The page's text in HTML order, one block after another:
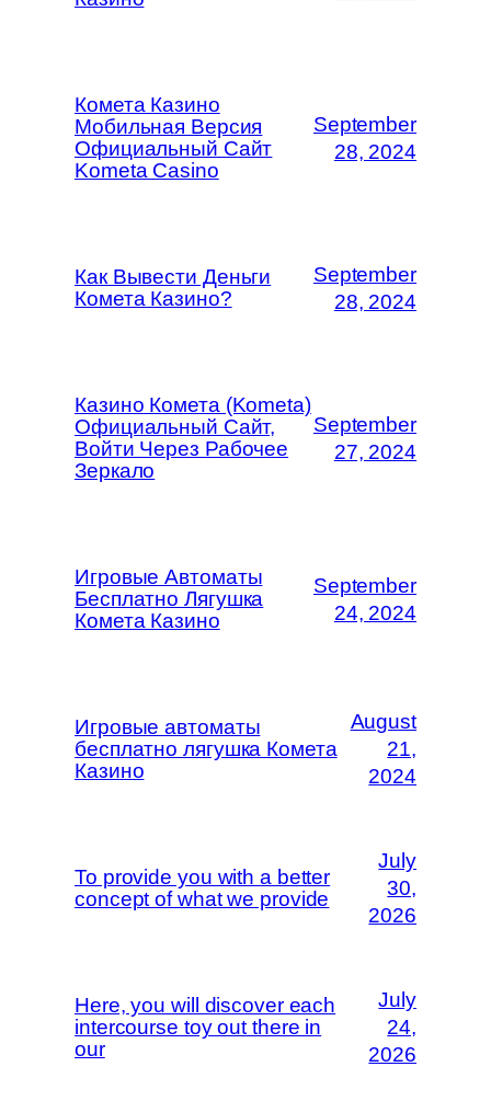
Комета Казино
Мобильная Версия
Официальный Сайт
Kometa Casino
September
28, 2024
Как Вывести Деньги
Комета Казино?
September
28, 2024
Казино Комета (Kometa)
Официальный Сайт,
Войти Через Рабочее
Зеркало
September
27, 2024
Игровые Автоматы
Бесплатно Лягушка
Комета Казино
September
24, 2024
Игровые автоматы
бесплатно лягушка Комета
Казино
August
21,
2024
To provide you with a better
concept of what we provide
July
30,
2026
Here, you will discover each
intercourse toy out there in
our
July
24,
2026